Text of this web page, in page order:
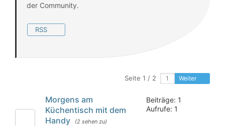
der Community.
RSS
Seite 1 / 2 Weiter
Morgens am
Küchentisch mit dem
Handy
(2 sehen zu)
Beiträge: 1
Aufrufe: 1